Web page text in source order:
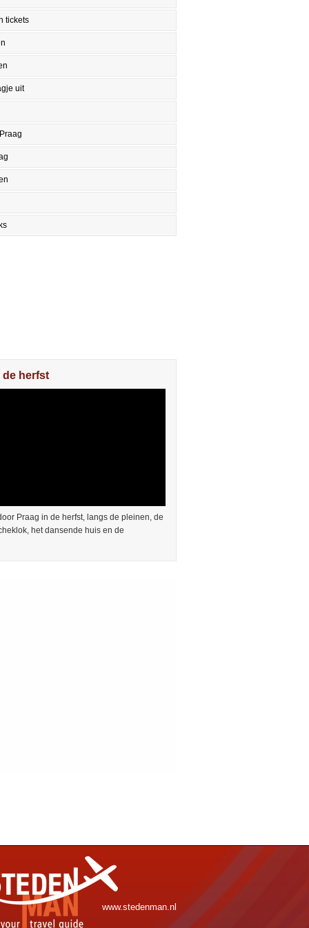
tickets
uit
de herfst
Praag in de herfst, langs de pleinen, de
het dansende huis en de
www.stedenman.nl